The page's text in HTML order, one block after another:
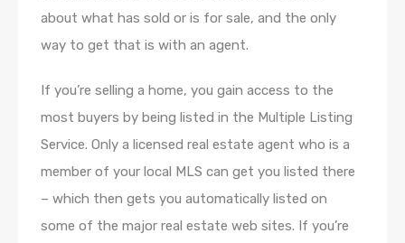
about what has sold or is for sale, and the only
way to get that is with an agent.
If you’re selling a home, you gain access to the
most buyers by being listed in the Multiple Listing
Service. Only a licensed real estate agent who is a
member of your local MLS can get you listed there
– which then gets you automatically listed on
some of the major real estate web sites. If you’re